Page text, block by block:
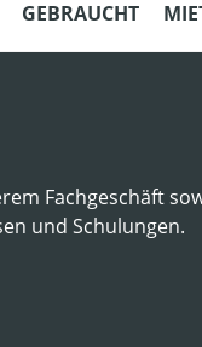
GEBRAUCHT
Fachgeschäft
und Schulungen.